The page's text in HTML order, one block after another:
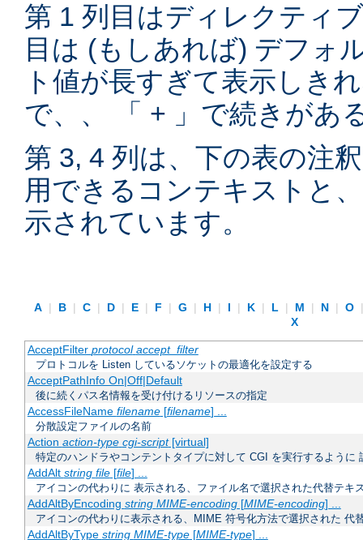
第 1 列目はディレクティ
目は (もしあれば) デフォ
ト値が長すぎて表示しき
で、、 「 + 」で続きがあ
第 3, 4 列は、下の表の注
用できるコンテキストと
示されています。
A | B | C | D | E | F | G | H | I | K | L | M | N | O
X
AcceptFilter protocol accept_filter
プロトコルを Listen しているソケットの最適化を設定する
AcceptPathInfo On|Off|Default
後に続くパス名情報を受け付けるリソースの指定
AccessFileName filename[filename] ...
分散設定ファイルの名前
Action action-type cgi-script[virtual]
特定のハンドラやコンテントタイプに対して CGI を実行するように
AddAlt string file[file] ...
アイコンの代わりに 表示される、ファイル名で選択された代替テキ
AddAltByEncoding string MIME-encoding[MIME-encoding] ...
アイコンの代わりに表示される、MIME 符号化方法で選択された 代
AddAltByType string MIME-type[MIME-type] ...